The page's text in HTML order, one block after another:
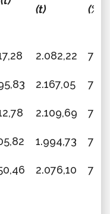
(t) (%)
2.082,22
2.167,05
2.109,69
1.994,73
2.076,10